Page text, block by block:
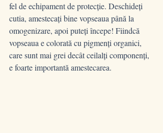
fel de echipament de protecție. Deschideți
cutia, amestecați bine vopseaua până la
omogenizare, apoi puteți începe! Fiindcă
vopseaua e colorată cu pigmenți organici,
care sunt mai grei decât ceilalți componenți,
e foarte importantă amestecarea.